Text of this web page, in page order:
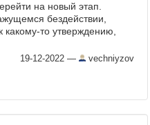
на новый этап.
бездействии,
какому-то утверждению,
19-12-2022 — vechniyzov